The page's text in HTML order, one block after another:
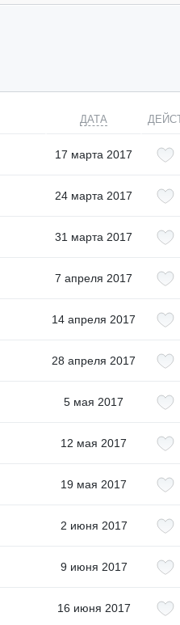
ДАТА
17 марта 2017
24 марта 2017
31 марта 2017
7 апреля 2017
14 апреля 2017
28 апреля 2017
5 мая 2017
12 мая 2017
19 мая 2017
2 июня 2017
9 июня 2017
16 июня 2017